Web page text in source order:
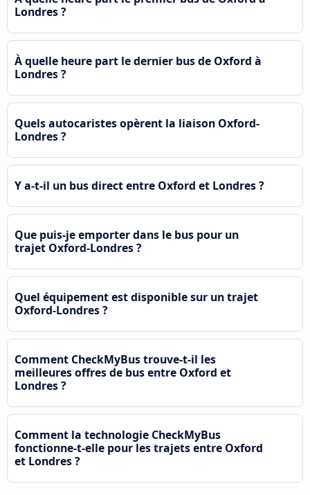
Londres ?
À quelle heure part le dernier bus de Oxford à
Londres ?
Quels autocaristes opèrent la liaison Oxford-
Londres ?
Y a-t-il un bus direct entre Oxford et Londres ?
Que puis-je emporter dans le bus pour un
trajet Oxford-Londres ?
Quel équipement est disponible sur un trajet
Oxford-Londres ?
Comment CheckMyBus trouve-t-il les
meilleures offres de bus entre Oxford et
Londres ?
Comment la technologie CheckMyBus
fonctionne-t-elle pour les trajets entre Oxford
et Londres ?